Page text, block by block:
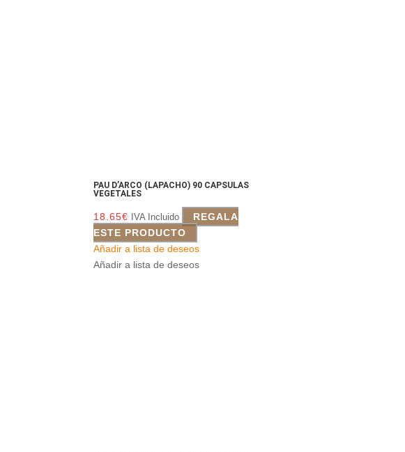
PAU D’ARCO (LAPACHO) 90 CAPSULAS
VEGETALES
18.65€ IVA Incluido
REGALA
ESTE PRODUCTO
Añadir a lista de deseos
Añadir a lista de deseos